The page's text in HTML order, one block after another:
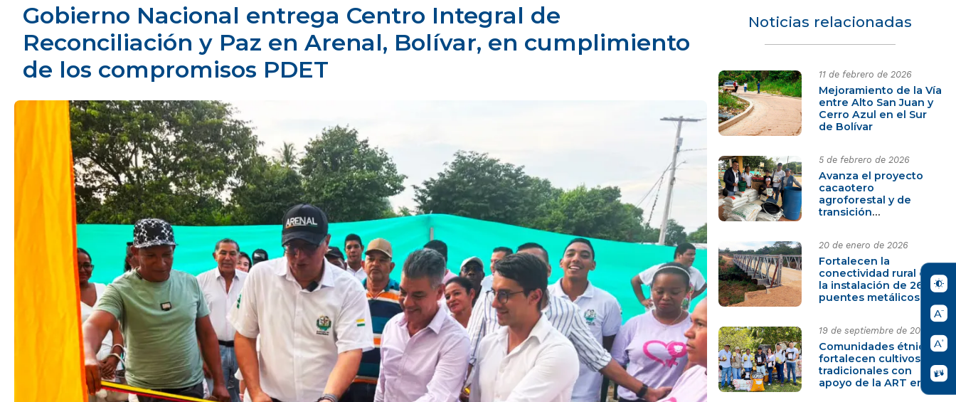
Gobierno Nacional entrega Centro Integral de
Reconciliación y Paz en Arenal, Bolívar, en cumplimiento
de los compromisos PDET
Noticias relacionadas
11 de febrero de 2026
Mejoramiento de la Vía
entre Alto San Juan y
Cerro Azul en el Sur
de Bolívar
5 de febrero de 2026
Avanza el proyecto
cacaotero
agroforestal y de
transición
familias en el Sur de
Bolívar
20 de enero de 2026
Fortalecen la
conectividad rural con
la instalación de 26
puentes metálicos en
Montes de María y Sur
19 de septiembre de 2025
Comunidades étnicas
fortalecen cultivos
tradicionales con
apoyo de la ART en
Berruguita, El Carmen